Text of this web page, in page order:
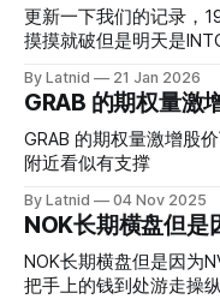
更新一下我们的记录，19+的
摸摸就破但是明天是
是突破前的支撑CC感觉
真正得到普遍大众的关
By Latnid 21 Jan 2026
GRAB 的期权量激
GRAB 的期权量激增股价下跌 数据和价格行为分歧
附近看似有支撑
By Latnid 04 Nov 2025
NOK长期横盘但是
NOK长期横盘但是因为NVDA
把手上的钱到处游走操